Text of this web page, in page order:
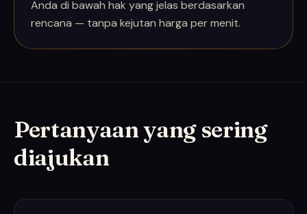
Anda di bawah hak yang jelas berdasarkan
rencana — tanpa kejutan harga per menit.
Pertanyaan yang sering
diajukan